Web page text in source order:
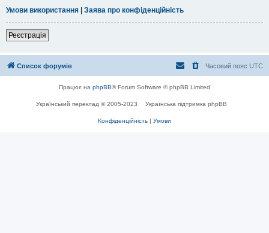
Умови використання | Заява про конфіденційність
Реєстрація
Список форумів Часовий пояс UTC
Працює на phpBB® Forum Software © phpBB Limited
Український переклад © 2005-2023 Українська підтримка phpBB
Конфіденційність | Умови